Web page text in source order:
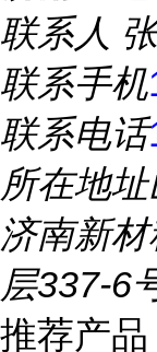
联系人
联系手机
联系电话
所在地址
济南新
层337-6
推荐产品